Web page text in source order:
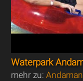
Waterpark
mehr zu: